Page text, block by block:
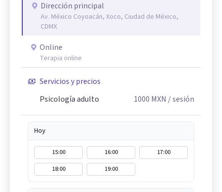
Dirección principal
Av. México Coyoacán, Xoco, Ciudad de México,
CDMX
Online
Terapia online
Servicios y precios
Psicología adulto
1000 MXN / sesión
Hoy
15:00 16:00
17:00
18:00
19:00